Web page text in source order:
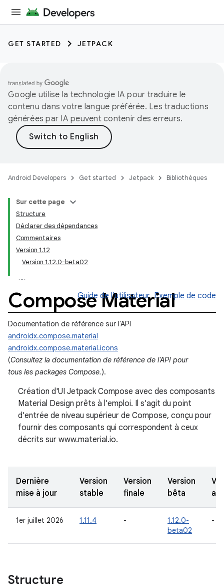
GET STARTED JETPACK
Google utilise la technologie IA pour traduire le
contenu dans votre langue préférée. Les traductions
générées par IA peuvent contenir des erreurs.
Android Developers Get started Jetpack Bibliothèques
Sur cette page
Structure
Déclarer des dépendances
Commentaires
Version 1.12
Version 1.12.0-beta02
Compose Material
Guide de l'utilisateur Exemple de code
Documentation de référence sur l'API
androidx.compose.material
androidx.compose.material.icons
(Consultez la documentation de référence de l'API pour
tous les packages Compose.).
Création d'UI Jetpack Compose avec des composants
Material Design prêts à l'emploi. Il s'agit du point
d'entrée de niveau supérieur de Compose, conçu pour
fournir des composants qui correspondent à ceux
décrits sur www.material.io.
Dernière
mise à jour
Version
stable
Version
finale
Version
bêta
1er juillet 2026 1.11.4 -
1.12.0-
beta02
-
Structure